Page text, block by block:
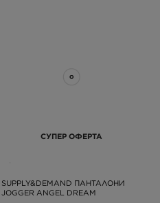
СУПЕР ОФЕРТА
SUPPLY&DEMAND ПАНТАЛОНИ
JOGGER ANGEL DREAM